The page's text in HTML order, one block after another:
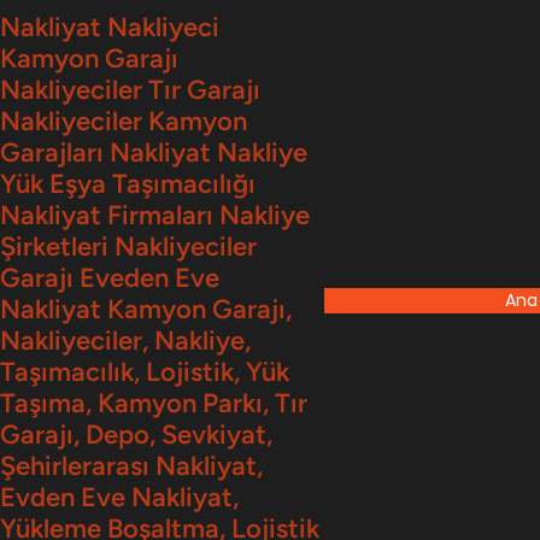
İçeriğe
geç
Nakliyat Nakliyeci
Kamyon Garajı
Nakliyeciler Tır Garajı
Nakliyeciler Kamyon
Garajları Nakliyat Nakliye
Yük Eşya Taşımacılığı
Nakliyat Firmaları Nakliye
Şirketleri Nakliyeciler
Garajı Eveden Eve
Nakliyat Kamyon Garajı,
Nakliyeciler, Nakliye,
Taşımacılık, Lojistik, Yük
Taşıma, Kamyon Parkı, Tır
Garajı, Depo, Sevkiyat,
Şehirlerarası Nakliyat,
Evden Eve Nakliyat,
Yükleme Boşaltma, Lojistik